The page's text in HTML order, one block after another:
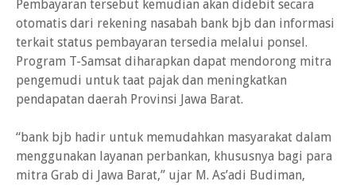
Pembayaran tersebut kemudian akan didebit secara
otomatis dari rekening nasabah bank bjb dan informasi
terkait status pembayaran tersedia melalui ponsel.
Program T-Samsat diharapkan dapat mendorong mitra
pengemudi untuk taat pajak dan meningkatkan
pendapatan daerah Provinsi Jawa Barat.
“bank bjb hadir untuk memudahkan masyarakat dalam
menggunakan layanan perbankan, khususnya bagi para
mitra Grab di Jawa Barat,” ujar M. As’adi Budiman,